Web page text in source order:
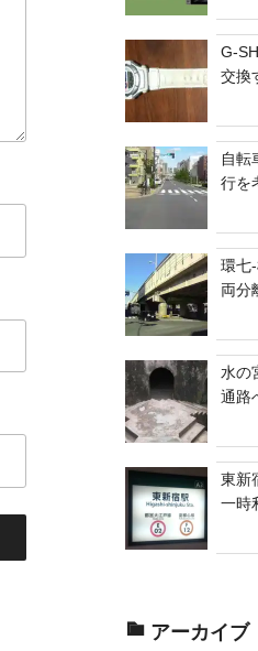
G-
交換
自転
行を
環七
両分
水の
通路
東新
一時
アーカイブ